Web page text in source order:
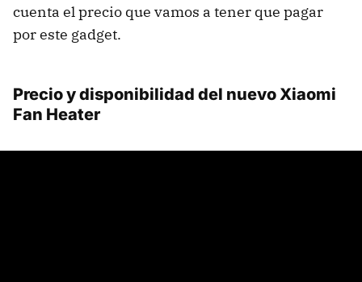
cuenta el precio que vamos a tener que pagar
por este gadget.
Precio y disponibilidad del nuevo Xiaomi
Fan Heater